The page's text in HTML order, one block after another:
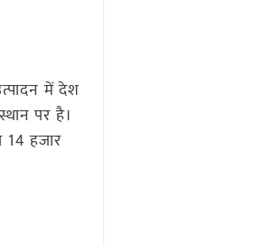
में देश
पर है।
हजार